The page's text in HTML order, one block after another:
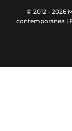
© 2012 - 2026
contemporánea |